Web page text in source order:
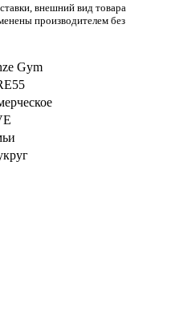
внешний вид товара
производителем без
Gym